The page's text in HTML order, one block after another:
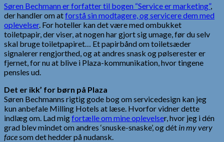
Søren Bechmann er forfatter til bogen “Service er marketing”,
der handler om atforstå sin modtagere, og servicere dem med
oplevelser. For hoteller kan det være med ombukket
toiletpapir, der viser, at nogen har gjort sig umage, før du selv
skal bruge toiletpapiret… Et papirbånd om toiletsæder
signalerer rengjorthed, og at andres snask og pølserester er
fjernet, for nu at blive i Plaza-kommunikation, hvor tingene
pensles ud.
Det er ikk’ for børn på Plaza
Søren Bechmanns rigtig gode bog om servicedesign kan jeg
kun anbefale Milling Hotels at læse. Hvorfor vidner dette
indlæg om. Lad migfortælle om mine oplevelser, hvor jeg i dén
grad blev mindet om andres ‘snuske-snaske’, og dét in my very
facesom det hedder på nudansk.